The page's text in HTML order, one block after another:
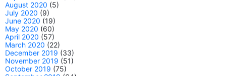
August 2020 (5)
July 2020 (9)
June 2020 (19)
May 2020 (60)
April 2020 (57)
March 2020 (22)
December 2019 (33)
November 2019 (51)
October 2019 (75)